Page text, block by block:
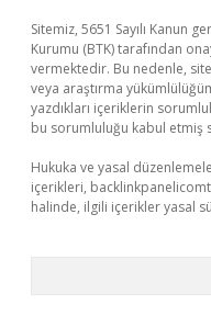
Sitemiz, 5651 Sayılı Kanun
Kurumu (BTK) tarafından
vermektedir. Bu nedenle,
veya araştırma
yazdıkları içeriklerin
bu sorumluluğu kabul etmiş
Hukuka ve yasal
içerikleri,
halinde, ilgili içerikler yasal